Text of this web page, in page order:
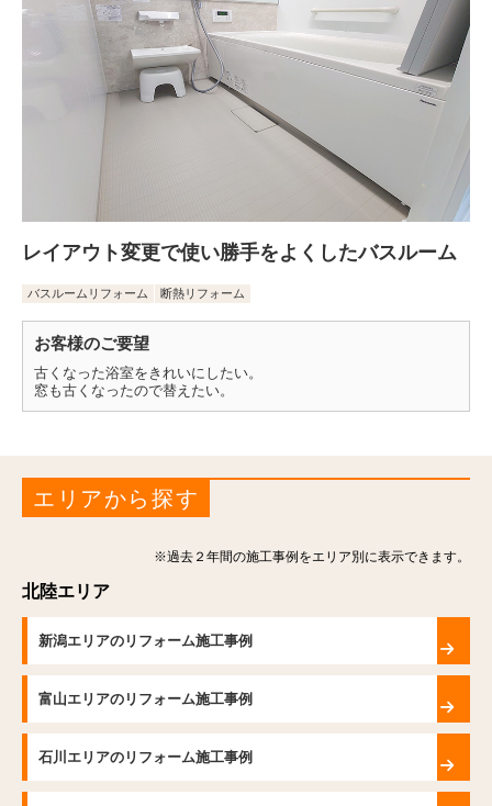
レイアウト変更で使い勝手をよくしたバスルーム
バスルームリフォーム 断熱リフォーム
お客様のご要望
古くなった浴室をきれいにしたい。
窓も古くなったので替えたい。
エリアから探す
※過去２年間の施工事例をエリア別に表示できます。
北陸エリア
新潟エリアのリフォーム施工事例
富山エリアのリフォーム施工事例
石川エリアのリフォーム施工事例